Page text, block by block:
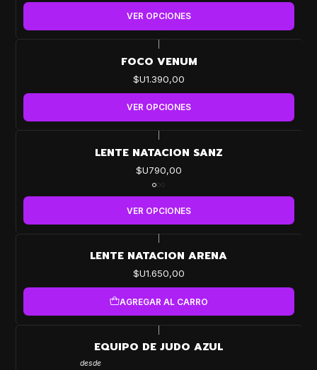
VER OPCIONES
FOCO VENUM
$U1.390,00
VER OPCIONES
LENTE NATACION SANZ
$U790,00
VER OPCIONES
LENTE NATACION ARENA
$U1.650,00
AGREGAR AL CARRO
EQUIPO DE JUDO AZUL
desde